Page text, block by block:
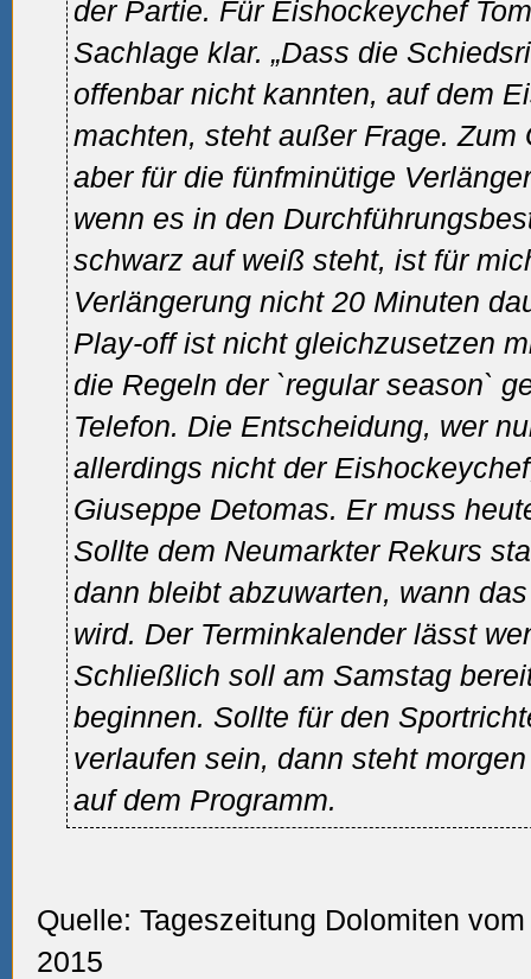
der Partie. Für Eishockeychef
Sachlage klar. „Dass die
offenbar nicht kannten, auf dem
machten, steht außer Frage.
aber für die fünfminütige
wenn es in den
schwarz auf weiß steht, ist für
Verlängerung nicht 20 Minuten
Play-off ist nicht gleichzusetzen
die Regeln der `regular season`
Telefon. Die Entscheidung, wer
allerdings nicht der
Giuseppe Detomas. Er muss
Sollte dem Neumarkter Rekurs
dann bleibt abzuwarten, wann
wird. Der Terminkalender lässt
Schließlich soll am Samstag
beginnen. Sollte für den
verlaufen sein, dann steht
auf dem Programm.
Quelle: Tageszeitung Dolomiten
2015